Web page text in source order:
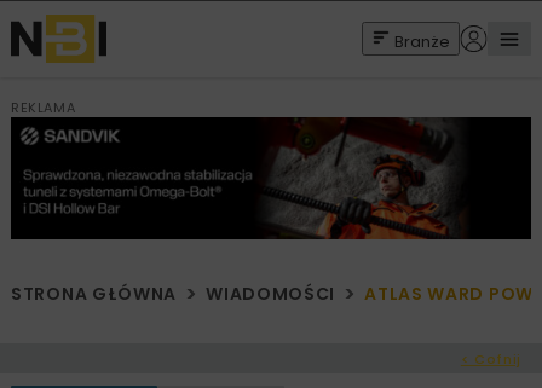
Branże
REKLAMA
STRONA GŁÓWNA WIADOMOŚCI ATLAS WARD
< Cofnij